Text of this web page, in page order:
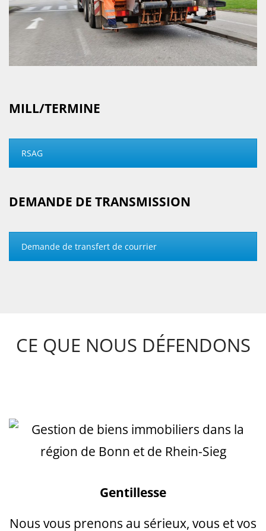
MILL/TERMINE
RSAG
DEMANDE DE TRANSMISSION
Demande de transfert de courrier
CE QUE NOUS DÉFENDONS
Gentillesse
Nous vous prenons au sérieux, vous et vos